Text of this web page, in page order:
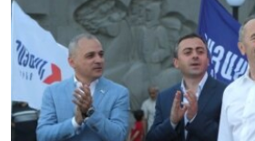
поиску
НАГОРНЫЙ КАРАБАХ
КУЛЬТУРА
СПОРТ
АРХИВ